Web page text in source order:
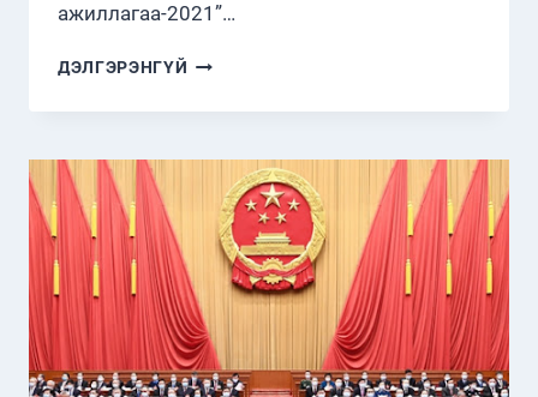
ажиллагаа-2021”…
ДЭЛГЭРЭНГҮЙ “ЭНХИЙН
ХАМТАРСАН
СУРГУУЛИЛТ
БОЛЛОО